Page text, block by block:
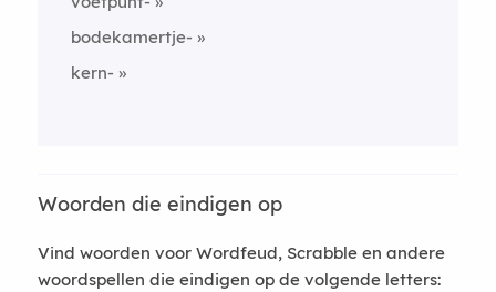
bodekamertje-
kern-
Woorden die eindigen op
Vind woorden voor Wordfeud, Scrabble en andere
woordspellen die eindigen op de volgende letters: